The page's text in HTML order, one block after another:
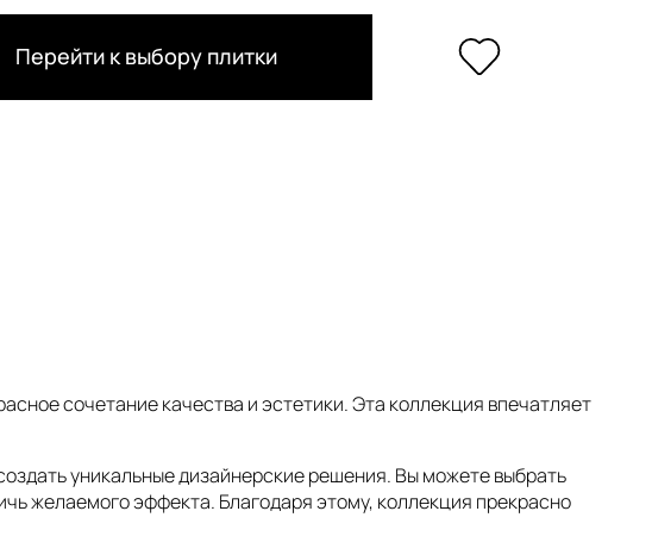
Перейти к выбору плитки
сочетание качества и эстетики. Эта коллекция впечатляет
уникальные дизайнерские решения. Вы можете выбрать
желаемого эффекта. Благодаря этому, коллекция прекрасно